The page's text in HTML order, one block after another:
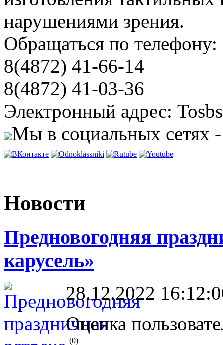
нарушениями зрения.
Обращаться по телефону:
8(4872) 41-66-14
8(4872) 41-03-36
Электронный адрес:
Мы в социальных сетях
Новости
Предновогодняя
карусель»
28.12.2022
Оценка
(0)